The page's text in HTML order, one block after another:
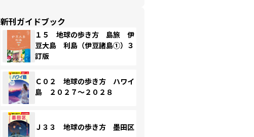
新刊ガイドブック
１５ 地球の歩き方 島旅 伊
豆大島 利島（伊豆諸島①）３
訂版
Ｃ０２ 地球の歩き方 ハワイ
島 ２０２７～２０２８
Ｊ３３ 地球の歩き方 墨田区